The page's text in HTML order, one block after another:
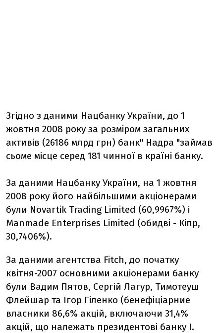
Згідно з даними Нацбанку України, до 1
жовтня 2008 року за розміром загальних
активів (26186 млрд грн) банк" Надра "займав
сьоме місце серед 181 чинної в країні банку.
За даними Нацбанку України, на 1 жовтня
2008 року його найбільшими акціонерами
були Novartik Trading Limited (60,9967%) і
Manmade Enterprises Limited (обидві - Кіпр,
30,7406%).
За даними агентства Fitch, до початку
квітня-2007 основними акціонерами банку
були Вадим Пятов, Сергій Лагур, Тимотеуш
Флейшар та Ігор Гіленко (бенефіціарние
власники 86,6% акцій, включаючи 31,4%
акцій, що належать президентові банку І.